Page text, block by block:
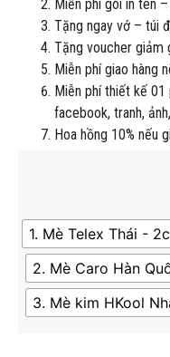
Miễn phí gói in tên
Tặng ngay vớ – túi
Tặng voucher giảm
Miễn phí giao hàng
Miễn phí thiết kế
facebook, tranh,
Hoa hồng 10% nếu
1. Mè Telex Thái - 2c
2. Mè Caro Hàn
3. Mè kim HKool